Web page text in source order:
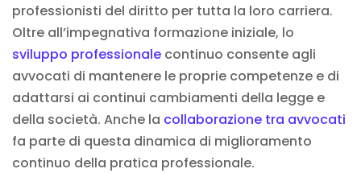
professionisti del diritto per tutta la loro carriera.
Oltre all’impegnativa formazione iniziale, lo
sviluppo professionale continuo consente agli
avvocati di mantenere le proprie competenze e di
adattarsi ai continui cambiamenti della legge e
della società. Anche la collaborazione tra avvocati
fa parte di questa dinamica di miglioramento
continuo della pratica professionale.